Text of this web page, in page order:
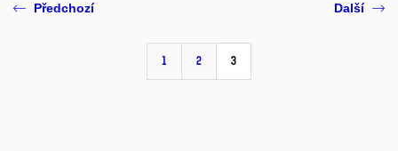
Předchozí
1 2 3
Další